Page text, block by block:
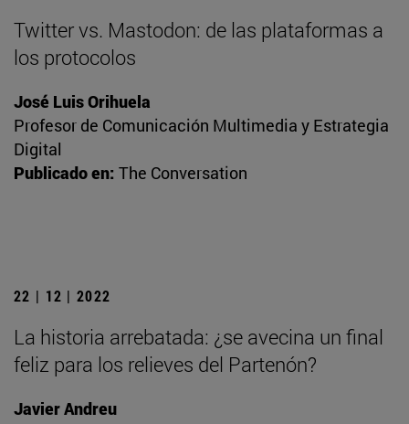
Twitter vs. Mastodon: de las plataformas a
los protocolos
José Luis Orihuela
Profesor de Comunicación Multimedia y Estrategia
Digital
Publicado en: The Conversation
22 | 12 | 2022
La historia arrebatada: ¿se avecina un final
feliz para los relieves del Partenón?
Javier Andreu